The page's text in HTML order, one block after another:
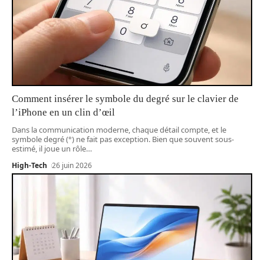
Comment insérer le symbole du degré sur le clavier de
l’iPhone en un clin d’œil
Dans la communication moderne, chaque détail compte, et le
symbole degré (°) ne fait pas exception. Bien que souvent sous-
estimé, il joue un rôle…
High-Tech 26 juin 2026